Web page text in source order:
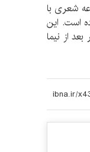
شعری با
است. این
از نیما